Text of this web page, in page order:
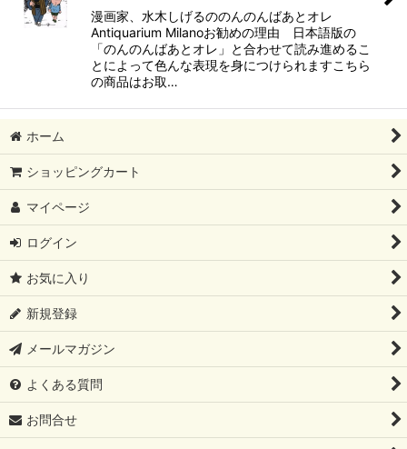
漫画家、水木しげるののんのんばあとオレ
Antiquarium Milanoお勧めの理由 日本語版の
「のんのんばあとオレ」と合わせて読み進めるこ
とによって色んな表現を身につけられますこちら
の商品はお取…
ホーム
ショッピングカート
マイページ
ログイン
お気に入り
新規登録
メールマガジン
よくある質問
お問合せ